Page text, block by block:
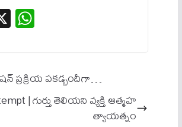
X W
ha
A
pp
ప్ర‌క్రియ ప‌క‌డ్బందీగా…
| గుర్తు తెలియని వ్యక్తి ఆత్మహ
త్యాయత్నం